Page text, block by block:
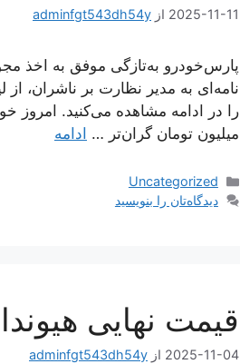
2025-11-11 از adminfgt543dh54y
پارس‌خودرو به‌تازگی موفق به اخذ
نامه‌ای به مدیر نظارت بر ناشران،
میلیون تومان گران‌تر … ادامه
دسته‌ها
Uncategorized
دیدگاه‌تان را بنویسید
قیمت نهایی هیوندای
2025-11-04 از adminfgt543dh54y